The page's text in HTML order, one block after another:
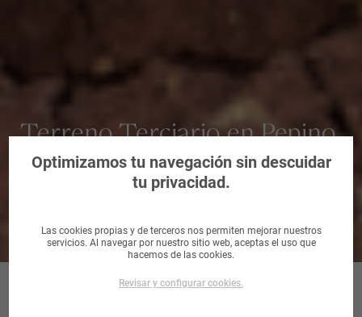
Terreno Terciario en Pepino,
Toledo
Optimizamos tu navegación sin descuidar
tu privacidad.
Las cookies propias y de terceros nos permiten mejorar nuestros
servicios. Al navegar por nuestro sitio web, aceptas el uso que
hacemos de las cookies.
Revisar y configurar cookies.